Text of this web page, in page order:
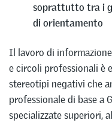
soprattutto tra i
di orientamento
Il lavoro di
e circoli professionali è
stereotipi negativi che
professionale di base a
specializzate superiori,